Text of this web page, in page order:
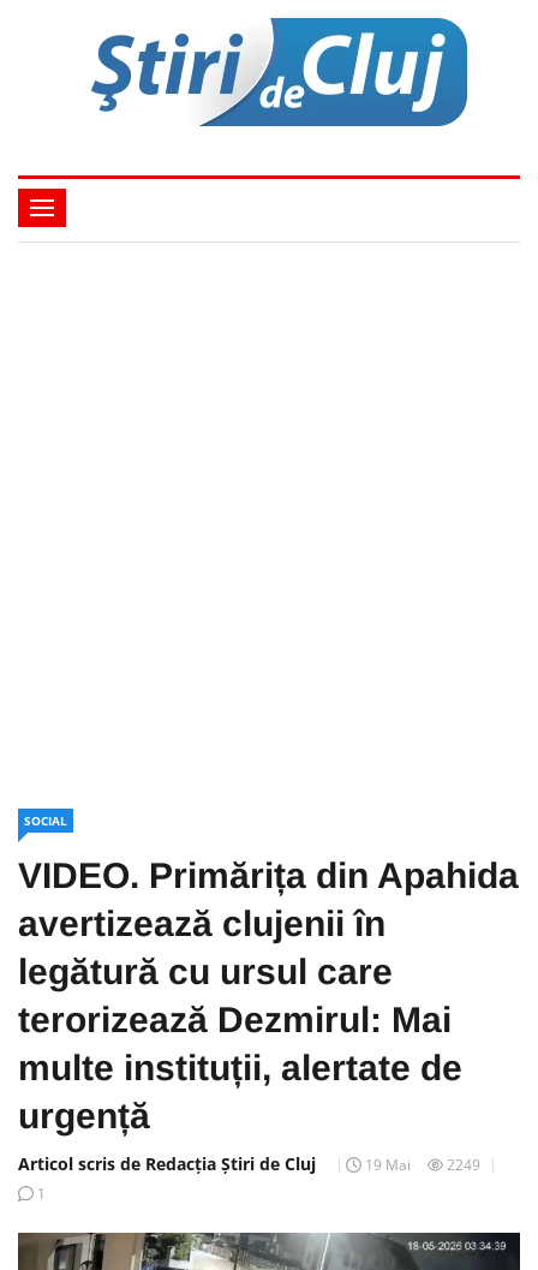
SOCIAL
VIDEO. Primărița din Apahida
avertizează clujenii în
legătură cu ursul care
terorizează Dezmirul: Mai
multe instituții, alertate de
urgență
Articol scris de Redacția Știri de Cluj 19 Mai
2249
1